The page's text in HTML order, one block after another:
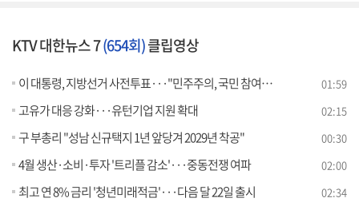
KTV 대한뉴스 7(654회)클립영상
이 대통령, 지방선거 사전투표···"민주주의, 국민 참여로 완성" 01:59
고유가 대응 강화···유턴기업 지원 확대 02:15
구 부총리 "성남 신규택지 1년 앞당겨 2029년 착공" 00:30
4월 생산·소비·투자 '트리플 감소'···중동전쟁 여파 02:00
최고 연 8% 금리 '청년미래적금'···다음 달 22일 출시 02:34